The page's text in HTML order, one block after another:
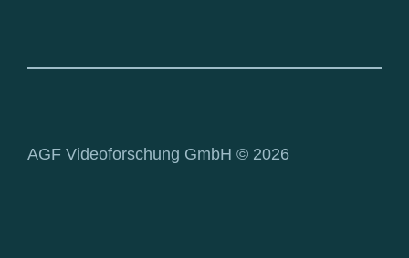
AGF Videoforschung GmbH © 2026